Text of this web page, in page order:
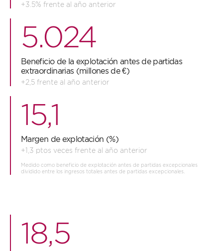
+3.5% frente al año anterior
5.024
Beneficio de la explotación antes de partidas
extraordinarias (millones de €)
+2,5 frente al año anterior
15,1
Margen de explotación (%)
+1,3 ptos veces frente al año anterior
Medido como beneficio de explotación antes de partidas excepcionales
dividido entre los ingresos totales antes de partidas excepcionales.
18,5